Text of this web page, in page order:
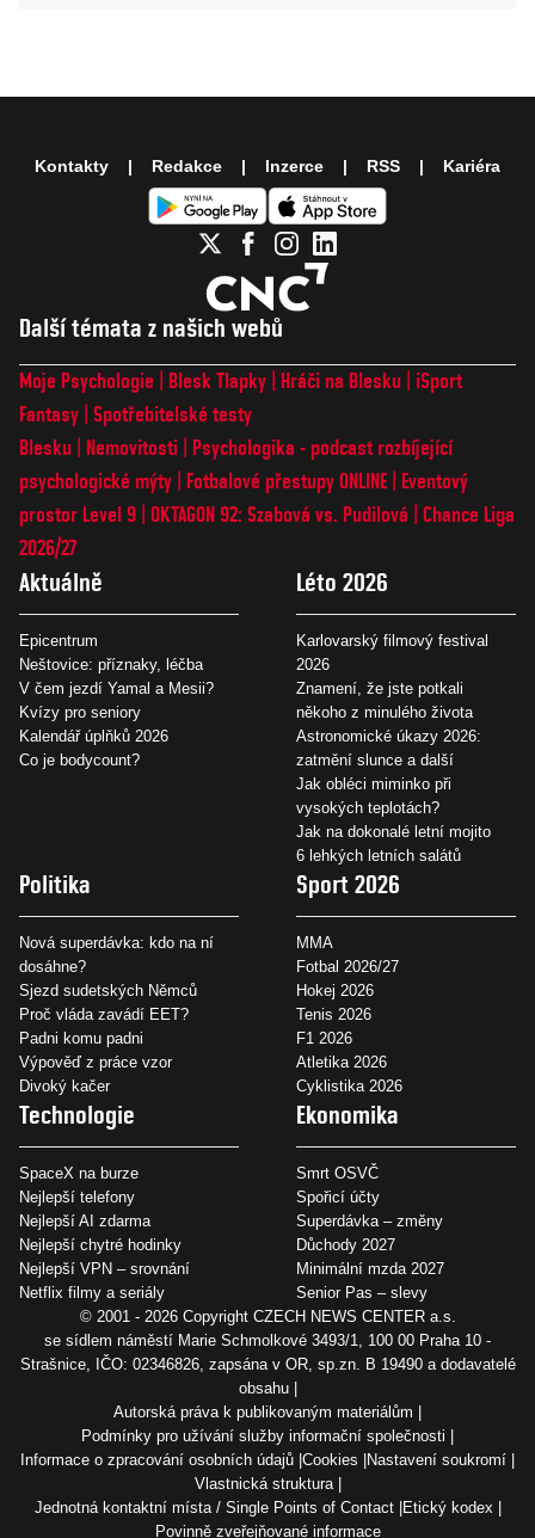
Další témata z našich webů
Moje Psychologie Blesk Tlapky Hráči na Blesku
iSport
Fantasy Spotřebitelské testy
Blesku
Nemovitosti
Psychologika - podcast rozbíjející
psychologické mýty
Fotbalové přestupy ONLINE
Eventový
prostor Level 9 OKTAGON 92: Szabová vs. Pudilová
Chance Liga
2026/27
Aktuálně
Epicentrum
Neštovice: příznaky, léčba
V čem jezdí Yamal a Mesii?
Kvízy pro seniory
Kalendář úplňků 2026
Co je bodycount?
Léto 2026
Karlovarský filmový festival
2026
Znamení, že jste potkali
někoho z minulého života
Astronomické úkazy 2026:
zatmění slunce a další
Jak obléci miminko při
vysokých teplotách?
Jak na dokonalé letní mojito
6 lehkých letních salátů
Politika
Nová superdávka: kdo na ní
dosáhne?
Sjezd sudetských Němců
Proč vláda zavádí EET?
Padni komu padni
Výpověď z práce vzor
Divoký kačer
Sport 2026
MMA
Fotbal 2026/27
Hokej 2026
Tenis 2026
F1 2026
Atletika 2026
Cyklistika 2026
Technologie
SpaceX na burze
Nejlepší telefony
Nejlepší AI zdarma
Nejlepší chytré hodinky
Nejlepší VPN – srovnání
Netflix filmy a seriály
Ekonomika
Smrt OSVČ
Spořicí účty
Superdávka – změny
Důchody 2027
Minimální mzda 2027
Senior Pas – slevy
Kontakty Redakce Inzerce RSS Kariéra
© 2001 - 2026 Copyright CZECH NEWS CENTER a.s.
se sídlem náměstí Marie Schmolkové 3493/1, 100 00 Praha 10 -
Strašnice, IČO: 02346826, zapsána v OR, sp.zn. B 19490 a dodavatelé
obsahu
Autorská práva k publikovaným materiálům
Podmínky pro užívání služby informační společnosti
Informace o zpracování osobních údajů Cookies
Nastavení soukromí
Vlastnická struktura
Jednotná kontaktní místa / Single Points of Contact
Etický kodex
Povinně zveřejňované informace